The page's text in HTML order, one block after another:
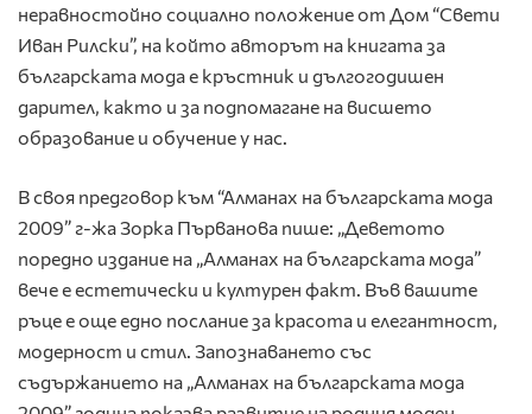
неравностойно социално положение от Дом “Свети
Иван Рилски”, на който авторът на книгата за
българската мода е кръстник и дългогодишен
дарител, както и за подпомагане на висшето
образование и обучение у нас.
В своя предговор към “Алманах на българската мода
2009” г-жа Зорка Първанова пише: „Деветото
поредно издание на „Алманах на българската мода”
вече е естетически и културен факт. Във вашите
ръце е още едно послание за красота и елегантност,
модерност и стил. Запознаването със
съдържанието на „Алманах на българската мода